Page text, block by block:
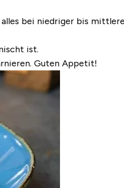
bei niedriger bis
ist.
Guten Appetit!